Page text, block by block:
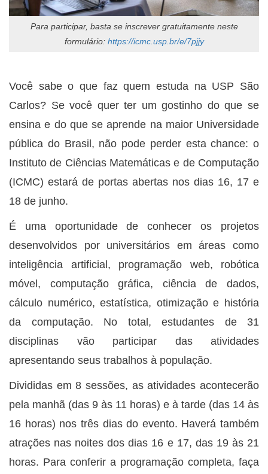
Para participar, basta se inscrever gratuitamente neste
formulário: https://icmc.usp.br/e/7pjjy
Você sabe o que faz quem estuda na USP São
Carlos? Se você quer ter um gostinho do que se
ensina e do que se aprende na maior Universidade
pública do Brasil, não pode perder esta chance: o
Instituto de Ciências Matemáticas e de Computação
(ICMC) estará de portas abertas nos dias 16, 17 e
18 de junho.
É uma oportunidade de conhecer os projetos
desenvolvidos por universitários em áreas como
inteligência artificial, programação web, robótica
móvel, computação gráfica, ciência de dados,
cálculo numérico, estatística, otimização e história
da computação. No total, estudantes de 31
disciplinas vão participar das atividades
apresentando seus trabalhos à população.
Divididas em 8 sessões, as atividades acontecerão
pela manhã (das 9 às 11 horas) e à tarde (das 14 às
16 horas) nos três dias do evento. Haverá também
atrações nas noites dos dias 16 e 17, das 19 às 21
horas. Para conferir a programação completa, faça